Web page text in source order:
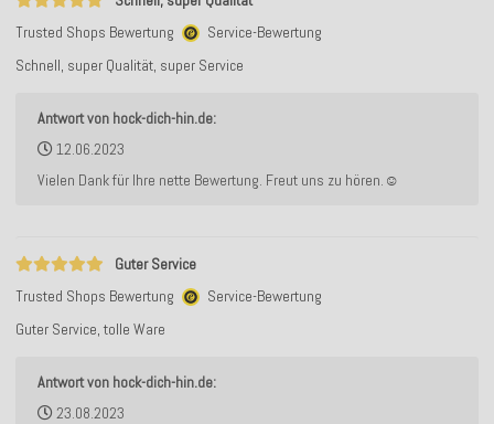
Trusted Shops Bewertung
Service-Bewertung
Schnell, super Qualität, super Service
Antwort von hock-dich-hin.de:
12.06.2023
Vielen Dank für Ihre nette Bewertung. Freut uns zu hören.☺️
Guter Service
Trusted Shops Bewertung
Service-Bewertung
Guter Service, tolle Ware
Antwort von hock-dich-hin.de:
23.08.2023